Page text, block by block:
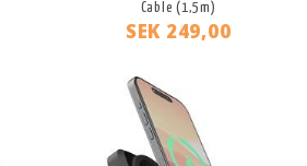
Cable (1,5m)
SEK 249,00